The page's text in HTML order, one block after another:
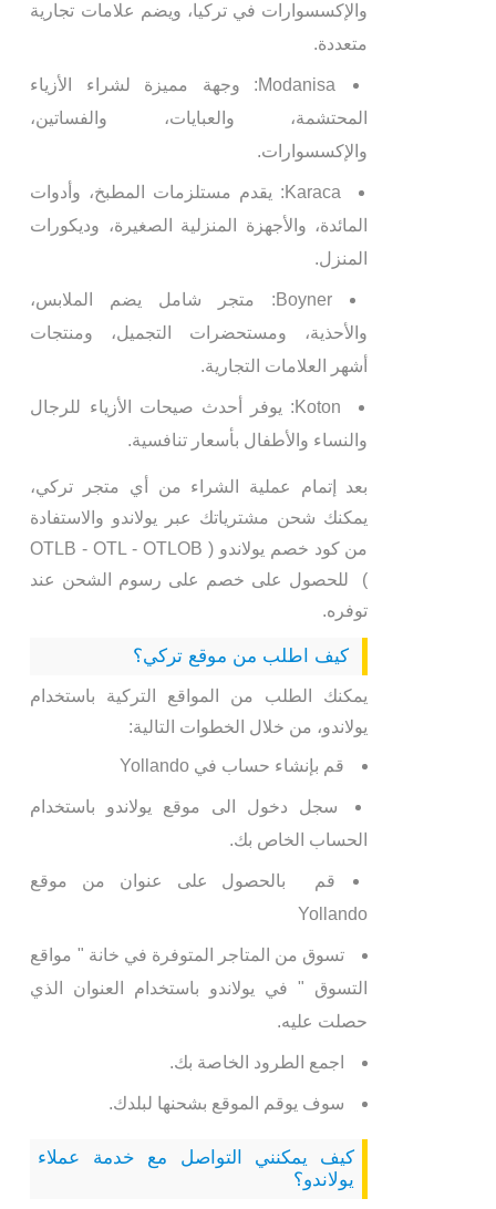
والإكسسوارات في تركيا، ويضم علامات تجارية
متعددة.
Modanisa: وجهة مميزة لشراء الأزياء
المحتشمة، والعبايات، والفساتين،
والإكسسوارات.
Karaca: يقدم مستلزمات المطبخ، وأدوات
المائدة، والأجهزة المنزلية الصغيرة، وديكورات
المنزل.
Boyner: متجر شامل يضم الملابس،
والأحذية، ومستحضرات التجميل، ومنتجات
أشهر العلامات التجارية.
Koton: يوفر أحدث صيحات الأزياء للرجال
والنساء والأطفال بأسعار تنافسية.
بعد إتمام عملية الشراء من أي متجر تركي،
يمكنك شحن مشترياتك عبر يولاندو والاستفادة
من كود خصم يولاندو ( OTLB - OTL - OTLOB
) للحصول على خصم على رسوم الشحن عند
توفره.
كيف اطلب من موقع تركي؟
يمكنك الطلب من المواقع التركية باستخدام
يولاندو، من خلال الخطوات التالية:
قم بإنشاء حساب في Yollando
سجل دخول الى موقع يولاندو باستخدام
الحساب الخاص بك.
قم بالحصول على عنوان من موقع
Yollando
تسوق من المتاجر المتوفرة في خانة " مواقع
التسوق " في يولاندو باستخدام العنوان الذي
حصلت عليه.
اجمع الطرود الخاصة بك.
سوف يوقم الموقع بشحنها لبلدك.
كيف يمكنني التواصل مع خدمة عملاء
يولاندو؟